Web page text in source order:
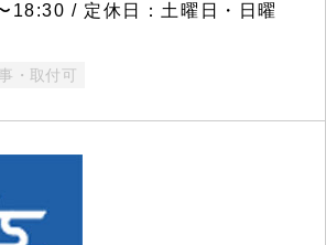
18:30 / 定休日：土曜日・日曜
・取付可